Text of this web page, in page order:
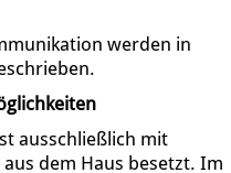
werden in
ausschließlich mit
dem Haus besetzt. Im